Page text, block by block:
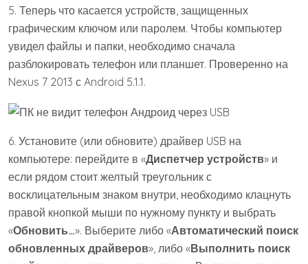
5. Теперь что касается устройств, защищенных
графическим ключом или паролем. Чтобы компьютер
увидел файлы и папки, необходимо сначала
разблокировать телефон или планшет. Проверенно на
Nexus 7 2013 с Android 5.1.1.
6. Установите (или обновите) драйвер USB на
компьютере: перейдите в «Диспетчер устройств» и
если рядом стоит желтый треугольник с
восклицательным знаком внутри, необходимо клацнуть
правой кнопкой мыши по нужному пункту и выбрать
«Обновить…». Выберите либо «Автоматический поиск
обновленных драйверов», либо «Выполнить поиск